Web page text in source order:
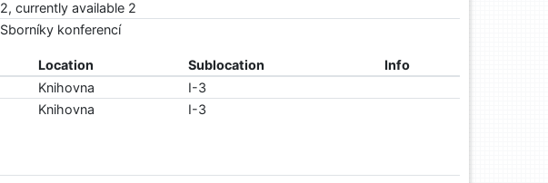
2, currently available 2
Sborníky konferencí
Location Sublocation
Info
Knihovna
I-3
Knihovna I-3